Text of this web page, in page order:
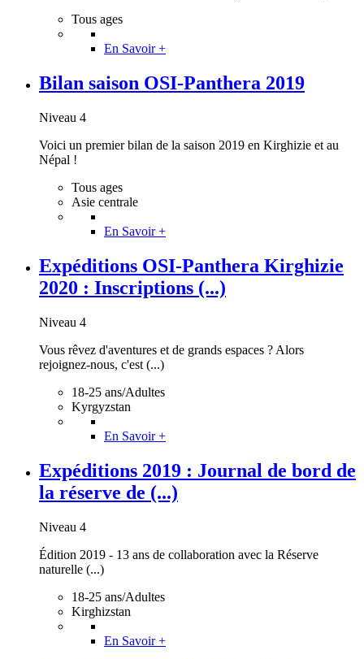
Tous ages
En Savoir +
Bilan saison OSI-Panthera 2019
Niveau 4
Voici un premier bilan de la saison 2019 en Kirghizie et au
Népal !
Tous ages
Asie centrale
En Savoir +
Expéditions OSI-Panthera Kirghizie
2020 : Inscriptions (...)
Niveau 4
Vous rêvez d'aventures et de grands espaces ? Alors
rejoignez-nous, c'est (...)
18-25 ans/Adultes
Kyrgyzstan
En Savoir +
Expéditions 2019 : Journal de bord de
la réserve de (...)
Niveau 4
Édition 2019 - 13 ans de collaboration avec la Réserve
naturelle (...)
18-25 ans/Adultes
Kirghizstan
En Savoir +